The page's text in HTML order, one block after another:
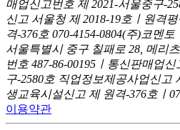
매업신고번호 제 2021-서울중구-
신고 서울청 제 2018-19호ㅣ원격
격-376호 070-4154-0804(주)코멘토
서울특별시 중구 칠패로 28, 메리
번호 487-86-00195ㅣ통신판매업
구-2580호 직업정보제공사업신고
생교육시설신고 제 원격-376호ㅣ
이용약관